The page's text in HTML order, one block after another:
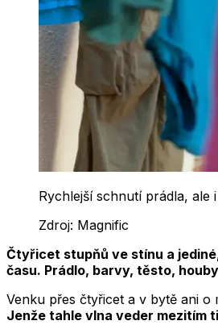
Rychlejší schnutí prádla,
Zdroj: Magnific
Čtyřicet stupňů ve stínu a
času. Prádlo, barvy, těsto,
Venku přes čtyřicet a v bytě ani
Jenže tahle vlna veder mezitím